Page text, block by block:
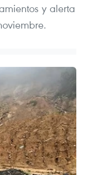
y alerta